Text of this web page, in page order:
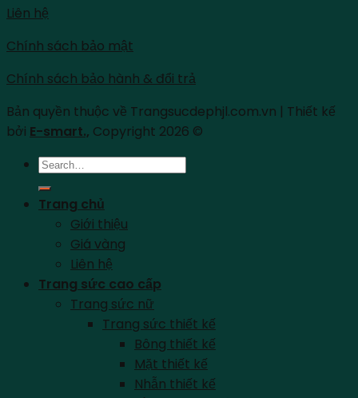
Liên hệ
Chính sách bảo mật
Chính sách bảo hành & đổi trả
Bản quyền thuộc về Trangsucdephjl.com.vn | Thiết kế
bởi E-smart., Copyright 2026 ©
Search
for:
Trang chủ
Giới thiệu
Giá vàng
Liên hệ
Trang sức cao cấp
Trang sức nữ
Trang sức thiết kế
Bông thiết kế
Mặt thiết kế
Nhẫn thiết kế